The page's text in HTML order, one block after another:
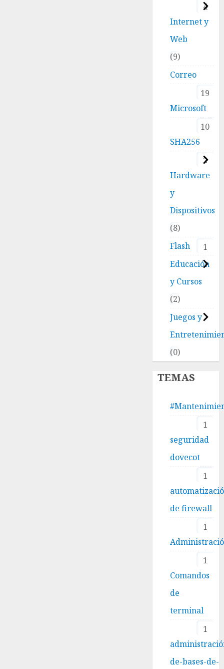
4
Internet y
Web
9
Correo
19
Microsoft
10
SHA256
2
Hardware
y
Dispositivos
8
Flash
1
Educación
y Cursos
2
Juegos y
0
TEMAS
1
seguridad
dovecot
1
de firewall
1
1
Comandos
de
terminal
1
de-bases-de-